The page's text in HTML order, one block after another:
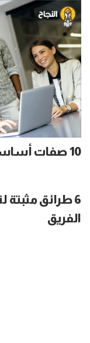
10 صفات أساسية للقائد المُلهم
6 طرائق
الفريق